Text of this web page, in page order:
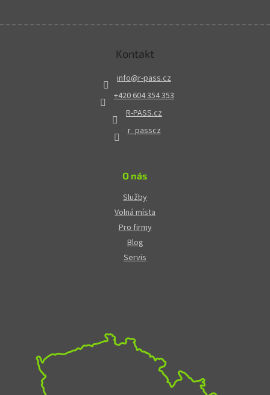
Kontakt
info@r-pass.cz
+420 604 354 353
R-PASS.cz
r_passcz
O nás
Služby
Volná místa
Pro firmy
Blog
Servis